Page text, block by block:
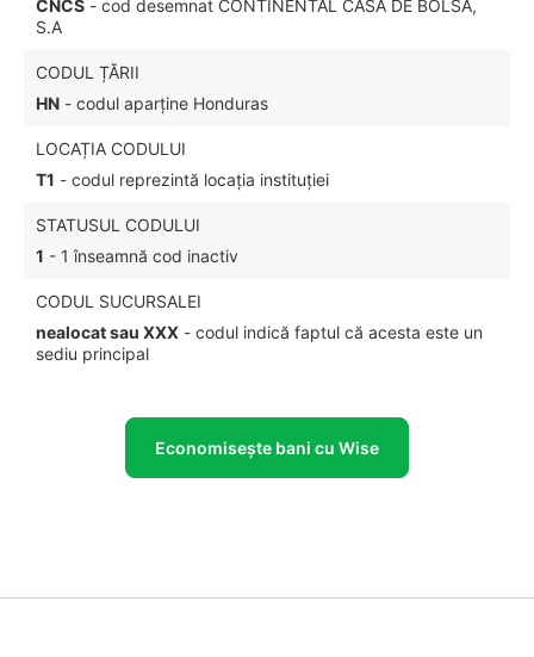
CNCS - cod desemnat CONTINENTAL CASA DE BOLSA,
S.A
CODUL ȚĂRII
HN - codul aparține Honduras
LOCAȚIA CODULUI
T1 - codul reprezintă locația instituției
STATUSUL CODULUI
1 - 1 înseamnă cod inactiv
CODUL SUCURSALEI
nealocat sau XXX - codul indică faptul că acesta este un
sediu principal
Economisește bani cu Wise